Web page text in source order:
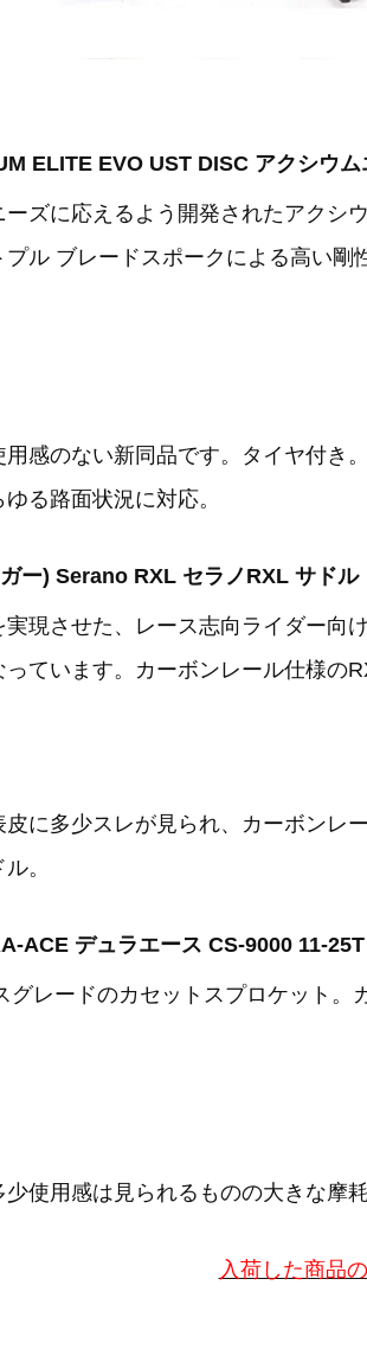
ELITE EVO UST DISC アクシウ
ズに応えるよう開発されたアクシ
ル ブレードスポークによる高い
感のない新同品です。タイヤ付き
る路面状況に対応。
ー) Serano RXL セラノRXL サドル
現させた、レース志向ライダー向
ています。カーボンレール仕様の
に多少スレが見られ、カーボンレ
。
ACE デュラエース CS-9000 11-
グレードのカセットスプロケット
使用感は見られるものの大きな摩
入荷した商品